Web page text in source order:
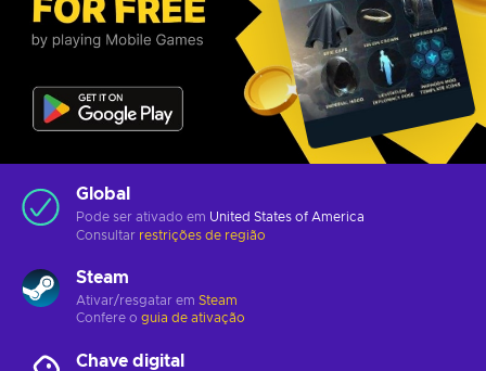
Global
Pode ser ativado em United States of America
Consultar restrições de região
Steam
Ativar/resgatar em Steam
Confere o guia de ativação
Chave digital